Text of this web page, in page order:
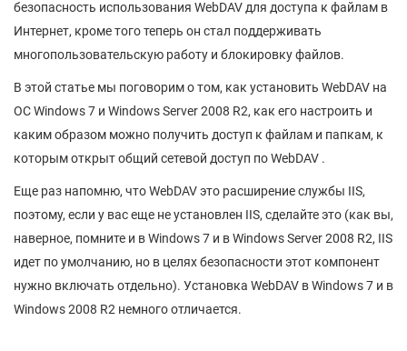
безопасность использования WebDAV для доступа к файлам в
Интернет, кроме того теперь он стал поддерживать
многопользовательскую работу и блокировку файлов.
В этой статье мы поговорим о том, как установить WebDAV на
ОС Windows 7 и Windows Server 2008 R2, как его настроить и
каким образом можно получить доступ к файлам и папкам, к
которым открыт общий сетевой доступ по WebDAV .
Еще раз напомню, что WebDAV это расширение службы IIS,
поэтому, если у вас еще не установлен IIS, сделайте это (как вы,
наверное, помните и в Windows 7 и в Windows Server 2008 R2, IIS
идет по умолчанию, но в целях безопасности этот компонент
нужно включать отдельно). Установка WebDAV в Windows 7 и в
Windows 2008 R2 немного отличается.